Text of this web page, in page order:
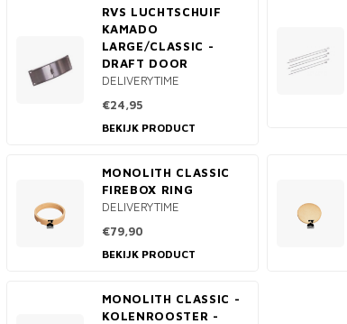
RVS LUCHTSCHUIF
KAMADO
LARGE/CLASSIC -
DRAFT DOOR
DELIVERYTIME
€24,95
BEKIJK PRODUCT
MONOLITH CLASSIC
FIREBOX RING
DELIVERYTIME
€79,90
BEKIJK PRODUCT
MONOLITH CLASSIC -
KOLENROOSTER -